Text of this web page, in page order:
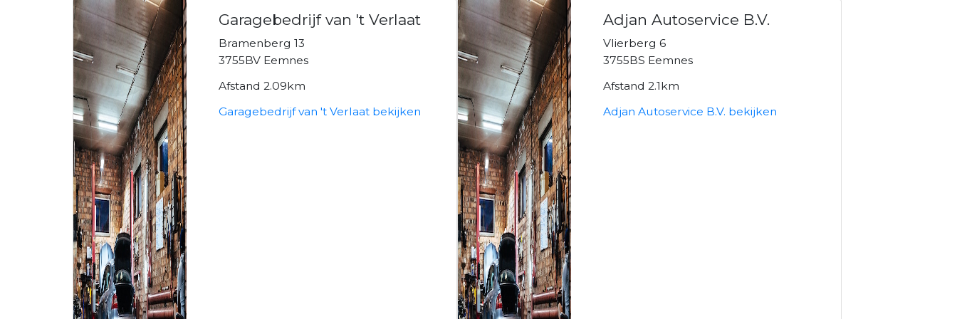
Garagebedrijf van 't Verlaat
Bramenberg 13
3755BV Eemnes
Afstand 2.09km
Garagebedrijf van 't Verlaat bekijken
Adjan Autoservice B.V.
Vlierberg 6
3755BS Eemnes
Afstand 2.1km
Adjan Autoservice B.V. bekijken